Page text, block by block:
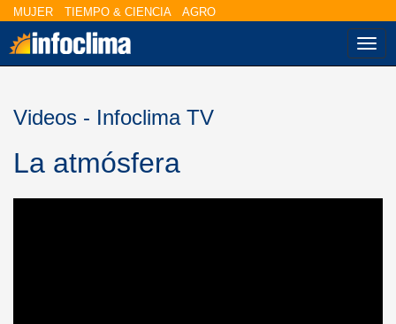
MUJER TIEMPO & CIENCIA AGRO
Videos - Infoclima TV
La atmósfera